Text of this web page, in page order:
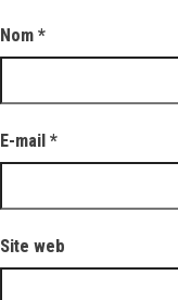
Nom*
E-mail*
Site web